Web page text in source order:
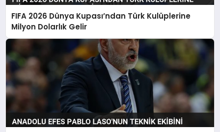
FIFA 2026 Dünya Kupası’ndan Türk Kulüplerine
Milyon Dolarlık Gelir